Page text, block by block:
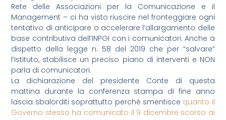
Rete delle Associazioni per la Comunicazione e il
Management – ci ha visto riuscire nel fronteggiare ogni
tentativo di anticipare o accelerare l’allargamento delle
base contributiva dell’INPGI con i comunicatori. Anche a
dispetto della legge n. 58 del 2019 che per “salvare”
l’Istituto, stabilisce un preciso piano di interventi e NON
parla di comunicatori.
La dichiarazione del presidente Conte di questa
mattina durante la conferenza stampa di fine anno
lascia sbalorditi soprattutto perché smentisce quanto il
Governo stesso ha comunicato il 9 dicembre scorso ai